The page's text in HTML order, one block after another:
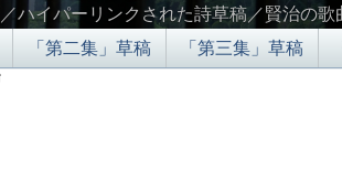
ハイパーリンクされた詩草稿／賢治の
「第二集」草稿 「第三集」草稿